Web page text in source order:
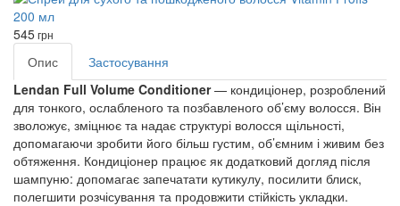
545грн
Опис
Застосування
Lendan Full Volume Conditioner— кондиціонер, розроблений
для тонкого, ослабленого та позбавленого об’єму волосся. Він
зволожує, зміцнює та надає структурі волосся щільності,
допомагаючи зробити його більш густим, об’ємним і живим без
обтяження. Кондиціонер працює як додатковий догляд після
шампуню: допомагає запечатати кутикулу, посилити блиск,
полегшити розчісування та продовжити стійкість укладки.